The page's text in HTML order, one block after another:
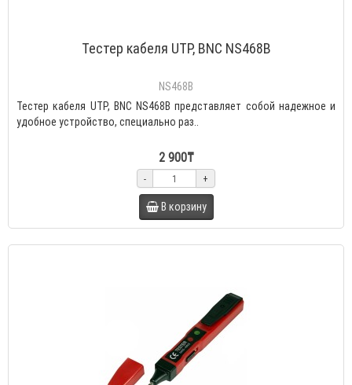
Тестер кабеля UTP, BNC NS468B
NS468B
Тестер кабеля UTP, BNC NS468B представляет собой надежное и
удобное устройство, специально раз..
2 900₸
- +
В корзину